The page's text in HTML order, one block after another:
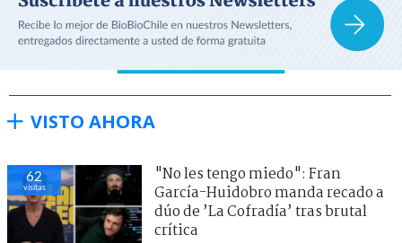
VISTO AHORA
62
visitas
"No les tengo miedo": Fran
García-Huidobro manda recado a
dúo de ’La Cofradía’ tras brutal
crítica